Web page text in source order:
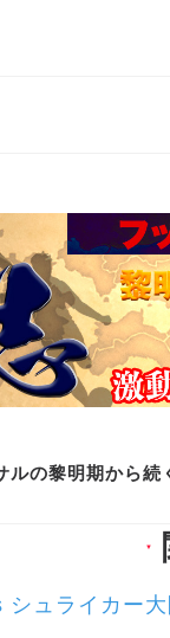
ルの黎明期から
▼
ュライカー大